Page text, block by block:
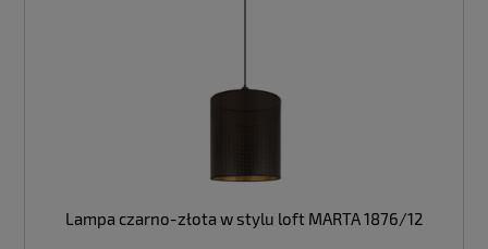
Lampa czarno-złota w stylu loft MARTA 1876/12